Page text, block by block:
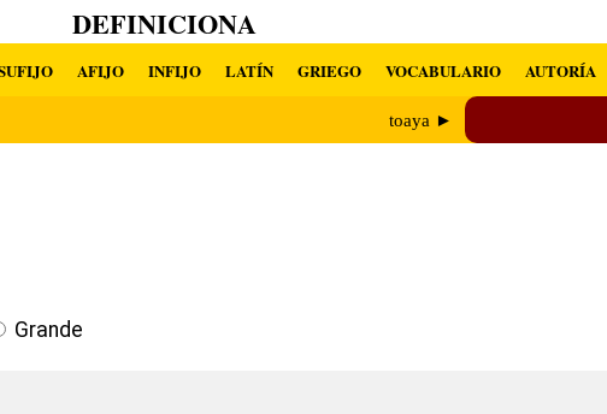
DEFINICIONA
AFIJO INFIJO LATÍN GRIEGO VOCABULARIO AUTORÍA
toaya ►
Grande